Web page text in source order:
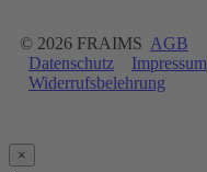
© 2026 FRAIMS AGB
Datenschutz
Impressum
Widerrufsbelehrung
×